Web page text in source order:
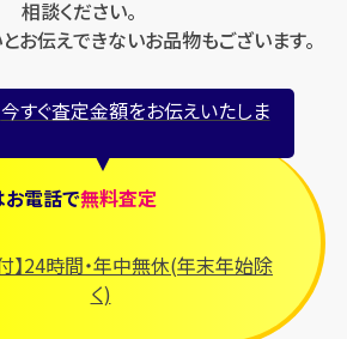
相談ください。
お伝えできないお品物もございます。
今すぐ査定金額をお伝えいたしま
お電話で無料査定
】24時間・年中無休(年末年始除
く)